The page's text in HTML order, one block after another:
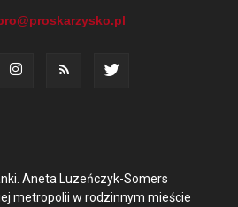
Aneta Luzeńczyk-Somers
metropolii w rodzinnym mieście